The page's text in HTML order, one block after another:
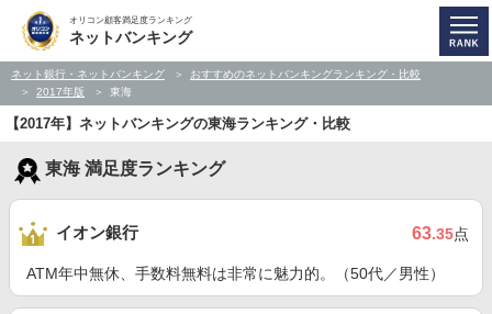
オリコン顧客満足度ランキング
ネットバンキング
ネット銀行・ネットバンキング
おすすめのネットバンキングランキング・比較
2017年版
東海
【2017年】ネットバンキングの東海ランキング・比較
東海 満足度ランキング
イオン銀行 63.35点
ATM年中無休、手数料無料は非常に魅力的。（50代／男性）